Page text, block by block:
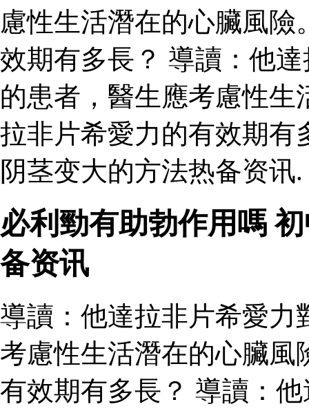
慮性生活潛在的心臟風
效期有多長？ 導讀：他
的患者，醫生應考慮性
拉非片希愛力的有效期有
阴茎变大的方法热备资讯.
必利勁有助勃作用嗎
备资讯
導讀：他達拉非片希愛力
考慮性生活潛在的心臟風
有效期有多長？ 導讀：